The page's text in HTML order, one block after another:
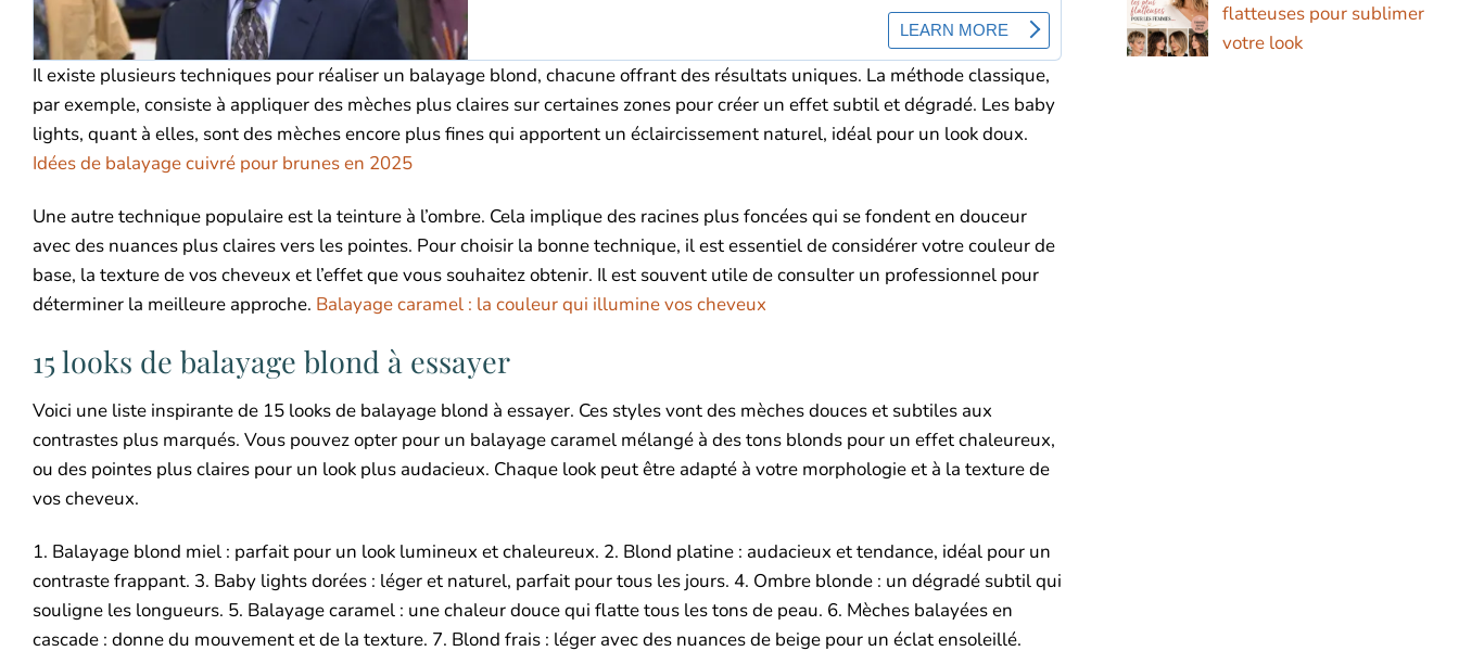
Il existe plusieurs techniques pour réaliser un balayage blond, chacune offrant des résultats uniques. La méthode classique,
par exemple, consiste à appliquer des mèches plus claires sur certaines zones pour créer un effet subtil et dégradé. Les baby
lights, quant à elles, sont des mèches encore plus fines qui apportent un éclaircissement naturel, idéal pour un look doux.
Idées de balayage cuivré pour brunes en 2025
Une autre technique populaire est la teinture à l’ombre. Cela implique des racines plus foncées qui se fondent en douceur
avec des nuances plus claires vers les pointes. Pour choisir la bonne technique, il est essentiel de considérer votre couleur de
base, la texture de vos cheveux et l’effet que vous souhaitez obtenir. Il est souvent utile de consulter un professionnel pour
déterminer la meilleure approche. Balayage caramel : la couleur qui illumine vos cheveux
15 looks de balayage blond à essayer
Voici une liste inspirante de 15 looks de balayage blond à essayer. Ces styles vont des mèches douces et subtiles aux
contrastes plus marqués. Vous pouvez opter pour un balayage caramel mélangé à des tons blonds pour un effet chaleureux,
ou des pointes plus claires pour un look plus audacieux. Chaque look peut être adapté à votre morphologie et à la texture de
vos cheveux.
1. Balayage blond miel : parfait pour un look lumineux et chaleureux. 2. Blond platine : audacieux et tendance, idéal pour un
contraste frappant. 3. Baby lights dorées : léger et naturel, parfait pour tous les jours. 4. Ombre blonde : un dégradé subtil qui
souligne les longueurs. 5. Balayage caramel : une chaleur douce qui flatte tous les tons de peau. 6. Mèches balayées en
cascade : donne du mouvement et de la texture. 7. Blond frais : léger avec des nuances de beige pour un éclat ensoleillé.
flatteuses pour sublimer
votre look